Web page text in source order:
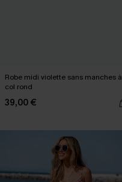
Robe midi violette sans manches à
col rond
39,00 €